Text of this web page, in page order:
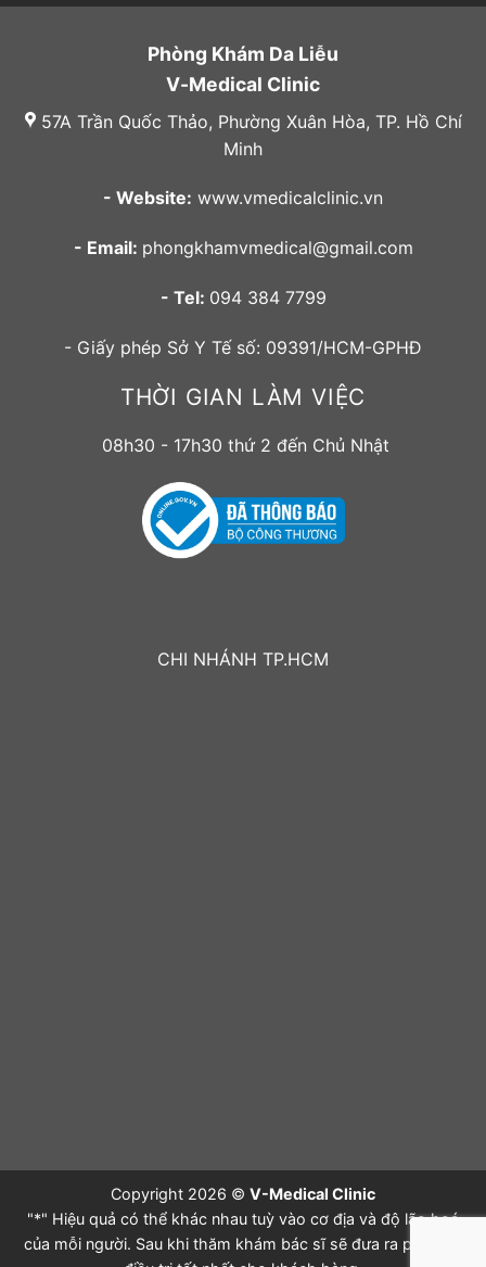
Phòng Khám Da Liễu
V-Medical Clinic
57A Trần Quốc Thảo, Phường Xuân Hòa, TP. Hồ Chí
Minh
- Website: www.vmedicalclinic.vn
- Email: phongkhamvmedical@gmail.com
- Tel: 094 384 7799
- Giấy phép Sở Y Tế số: 09391/HCM-GPHĐ
THỜI GIAN LÀM VIỆC
08h30 - 17h30 thứ 2 đến Chủ Nhật
CHI NHÁNH TP.HCM
Copyright 2026 © V-Medical Clinic
"*" Hiệu quả có thể khác nhau tuỳ vào cơ địa và độ lão hoá
của mỗi người. Sau khi thăm khám bác sĩ sẽ đưa ra phác đồ